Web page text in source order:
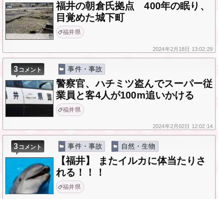
福井の朝倉氏拠点 400年の眠り、
目覚めた城下町
福井県
2024年2月18日 13:02:29
3コメント 事件・事故
警察官、ハチミツ盗んでスーパー従
業員と客4人が100m追いかける
福井県
2024年2月02日 12:02:14
3コメント 事件・事故 自然・生物
【福井】 またイルカに体当たりさ
れる！！！
福井県